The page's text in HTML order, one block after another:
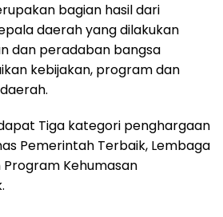
bagian hasil dari
daerah yang dilakukan
dan peradaban bangsa
kebijakan, program dan
Tiga kategori penghargaan
Pemerintah Terbaik, Lembaga
Program Kehumasan